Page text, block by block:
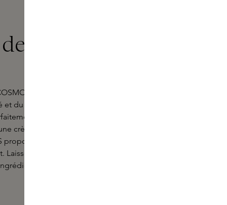
Kate
la marque de beauté de
et du
votre routine quotidienne
crème hydratante calmante, d'un
propose une ligne soigneusement
vous inspirer par sa
naturels sont à la base